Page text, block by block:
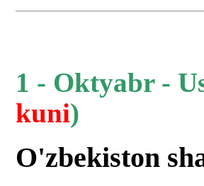
1 - Oktyabr -
kuni)
O'zbekiston